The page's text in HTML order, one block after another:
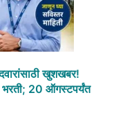
खुशखबर!
भरती; 20 ऑगस्टपर्यंत